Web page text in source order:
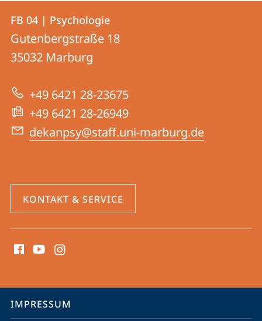
Kontakt
und
Informationen
zur
Website
Kontaktinformationen
FB
04
|
Psychologie
FB 04 | Psychologie
Gutenbergstraße 18
35032 Marburg
+49 6421 28-23675
+49 6421 28-26949
dekanpsy@staff.uni-marburg.de
KONTAKT & SERVICE
Media
Service-
IMPRESSUM